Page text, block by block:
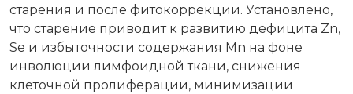
старения и после фитокоррекции. Установлено,
что старение приводит к развитию дефицита Zn,
Se и избыточности содержания Mn на фоне
инволюции лимфоидной ткани, снижения
клеточной пролиферации, минимизации